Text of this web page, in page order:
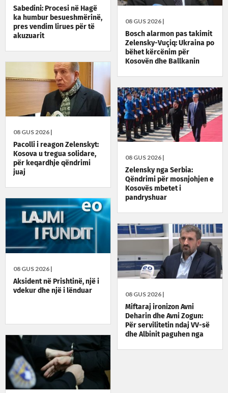
Sabedini: Procesi në Hagë
ka humbur besueshmërinë,
pres vendim lirues për të
akuzuarit
08 GUS 2026 |
Bosch alarmon pas takimit
Zelensky-Vuçiq: Ukraina po
bëhet kërcënim për
Kosovën dhe Ballkanin
08 GUS 2026 |
Pacolli i reagon Zelenskyt:
Kosova u tregua solidare,
për keqardhje qëndrimi
juaj
08 GUS 2026 |
Zelensky nga Serbia:
Qëndrimi për mosnjohjen e
Kosovës mbetet i
pandryshuar
08 GUS 2026 |
Aksident në Prishtinë, një i
vdekur dhe një i lënduar
08 GUS 2026 |
Miftaraj ironizon Avni
Deharin dhe Avni Zogun:
Për servilitetin ndaj VV-së
dhe Albinit paguhen nga